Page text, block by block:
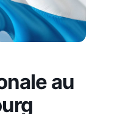
au